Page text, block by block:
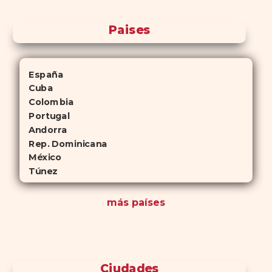
Paises
España
Cuba
Colombia
Portugal
Andorra
Rep. Dominicana
México
Túnez
más países
Ciudades